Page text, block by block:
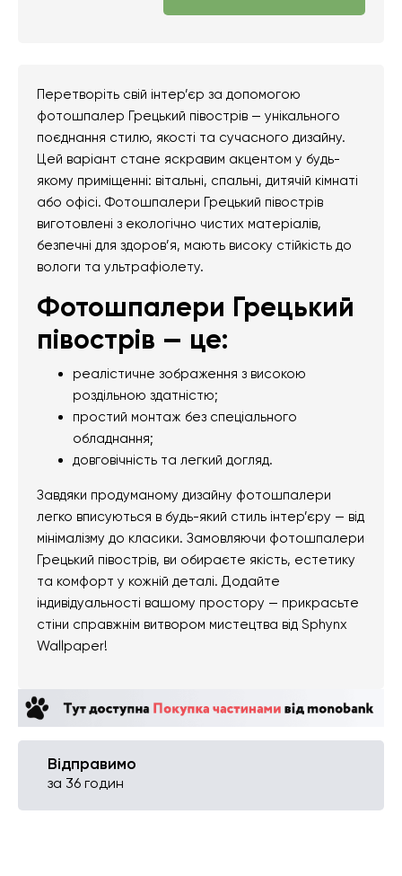
Перетворіть свій інтер’єр за допомогою
фотошпалер Грецький півострів — унікального
поєднання стилю, якості та сучасного дизайну.
Цей варіант стане яскравим акцентом у будь-
якому приміщенні: вітальні, спальні, дитячій кімнаті
або офісі. Фотошпалери Грецький півострів
виготовлені з екологічно чистих матеріалів,
безпечні для здоров’я, мають високу стійкість до
вологи та ультрафіолету.
Фотошпалери Грецький
півострів — це:
реалістичне зображення з високою
роздільною здатністю;
простий монтаж без спеціального
обладнання;
довговічність та легкий догляд.
Завдяки продуманому дизайну фотошпалери
легко вписуються в будь-який стиль інтер’єру — від
мінімалізму до класики. Замовляючи фотошпалери
Грецький півострів, ви обираєте якість, естетику
та комфорт у кожній деталі. Додайте
індивідуальності вашому простору — прикрасьте
стіни справжнім витвором мистецтва від Sphynx
Wallpaper!
Відправимо
за 36 годин